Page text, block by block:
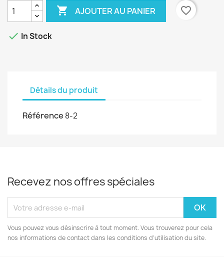
 AJOUTER AU PANIER favorite_border
 In Stock
Détails du produit
Référence 8-2
Recevez nos offres spéciales
Vous pouvez vous désinscrire à tout moment. Vous trouverez pour cela
nos informations de contact dans les conditions d'utilisation du site.